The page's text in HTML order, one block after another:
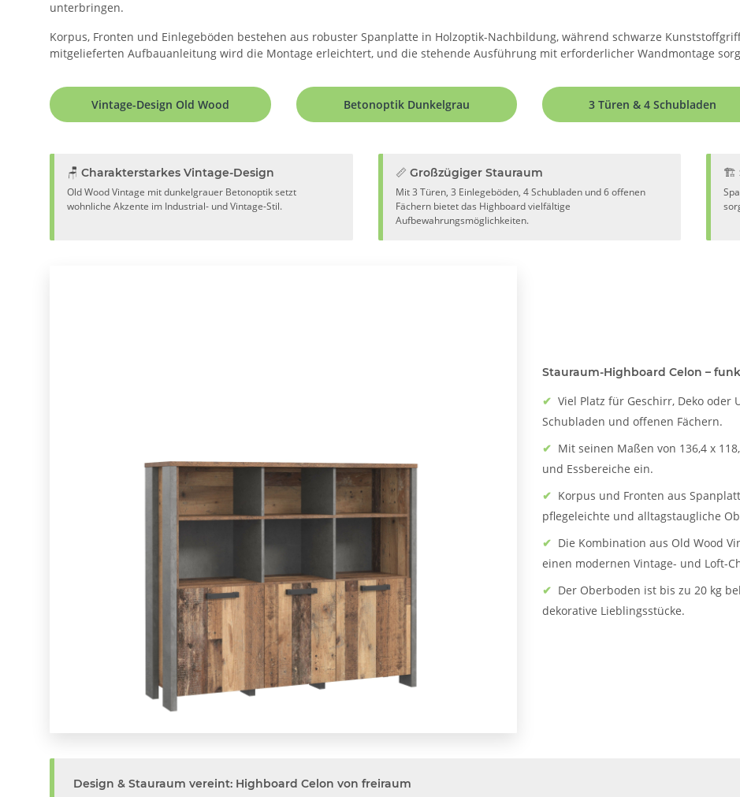
unterbringen.
Korpus, Fronten und Einlegeböden bestehen aus robuster Spanplatte in Holzoptik-Nachbildung, während schwarze
mitgelieferten Aufbauanleitung wird die Montage erleichtert, und die stehende Ausführung mit erforderlicher Wandmontage
Vintage-Design Old Wood Betonoptik Dunkelgrau 3 Türen & 4 Schubladen
🪑 Charakterstarkes Vintage-Design
Old Wood Vintage mit dunkelgrauer Betonoptik setzt
wohnliche Akzente im Industrial- und Vintage-Stil.
📏 Großzügiger Stauraum
Mit 3 Türen, 3 Einlegeböden, 4 Schubladen und 6 offenen
Fächern bietet das Highboard vielfältige
Aufbewahrungsmöglichkeiten.
🏗️
Stauraum-Highboard Celon –
✔ Viel Platz für Geschirr, Deko
Schubladen und offenen Fächern.
✔ Mit seinen Maßen von 136,4 x
und Essbereiche ein.
✔ Korpus und Fronten aus
pflegeleichte und alltagstaugliche
✔ Die Kombination aus Old Wood
einen modernen Vintage- und Loft-
✔ Der Oberboden ist bis zu 20 kg
dekorative Lieblingsstücke.
Design & Stauraum vereint: Highboard Celon von freiraum